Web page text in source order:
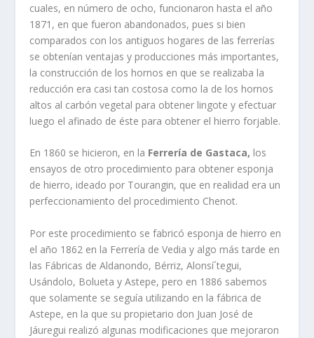
cuales, en número de ocho, funcionaron hasta el año
1871, en que fueron abandonados, pues si bien
comparados con los antiguos hogares de las ferrerí­as
se obtení­an ventajas y producciones más importantes,
la construcción de los hornos en que se realizaba la
reducción era casi tan costosa como la de los hornos
altos al carbón vegetal para obtener lingote y efectuar
luego el afinado de éste para obtener el hierro forjable.
En 1860 se hicieron, en la Ferrerí­a de Gastaca, los
ensayos de otro procedimiento para obtener esponja
de hierro, ideado por Tourangin, que en realidad era un
perfeccionamiento del procedimiento Chenot.
Por este procedimiento se fabricó esponja de hierro en
el año 1862 en la Ferrerí­a de Vedia y algo más tarde en
las Fábricas de Aldanondo, Bérriz, Alonsí´tegui,
Usándolo, Bolueta y Astepe, pero en 1886 sabemos
que solamente se seguí­a utilizando en la fábrica de
Astepe, en la que su propietario don Juan José de
Jáuregui realizó algunas modificaciones que mejoraron